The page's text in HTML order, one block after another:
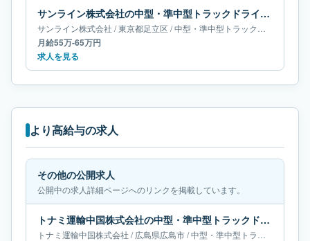
サンライン株式会社の中型・準中型トラックドライバー求人｜東京都足立区｜月給55万-65万円
サンライン株式会社 /東京都足立区 /中型・準中型トラックドライバー
月給55万-65万円
求人を見る
より高給与の求人
その他の公開求人
公開中の求人詳細ページへのリンクを掲載しています。
トナミ運輸中国株式会社の中型・準中型トラックドライバー求人｜広島県広島市｜月給36万-64万円
トナミ運輸中国株式会社 /広島県広島市/中型・準中型トラックドライバー